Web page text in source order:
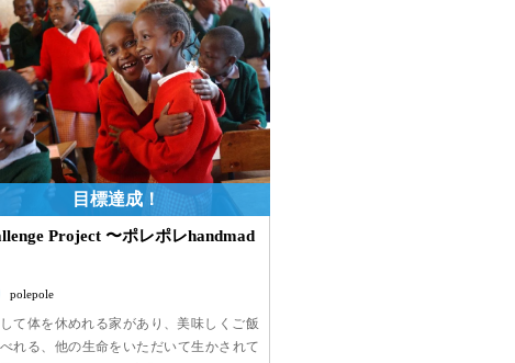
Project 〜ポレポレhandmad
polepole
て体を休めれる家があり、美味しくご飯
れる、他の生命をいただいて生かされて